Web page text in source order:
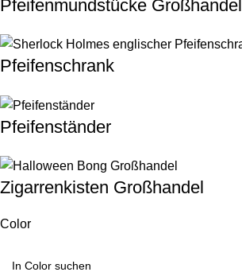
Pfeifenmundstücke Großhandel
Pfeifenschrank
Pfeifenständer
Zigarrenkisten Großhandel
Color